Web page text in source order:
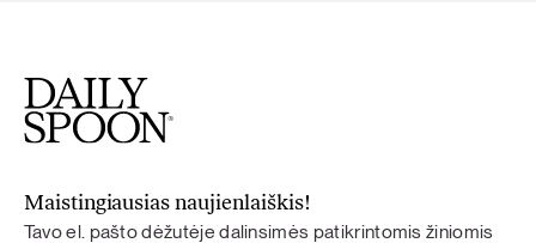
Maistingiausias naujienlaiškis!
Tavo el. pašto dėžutėje dalinsimės patikrintomis žiniomis